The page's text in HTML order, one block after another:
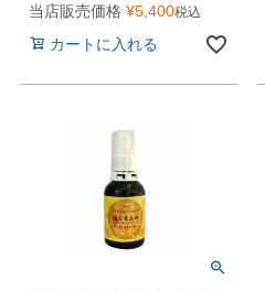
当店販売価格 ¥5,400税込
カートに入れる